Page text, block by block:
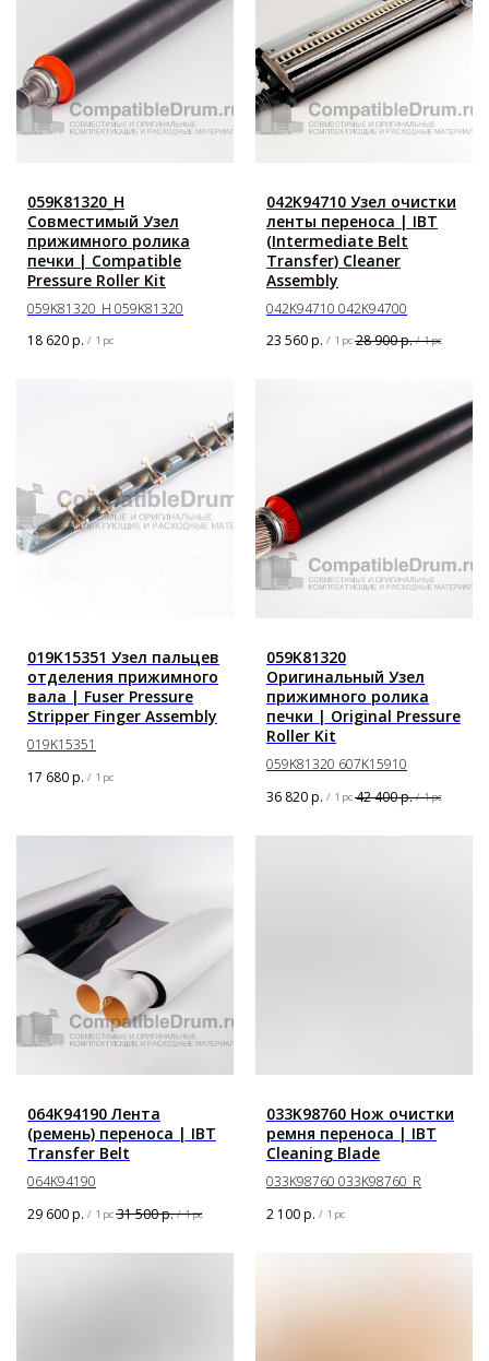
059K81320_H
Совместимый Узел
прижимного ролика
печки | Compatible
Pressure Roller Kit
059K81320_H 059K81320
18 620р. / 1 pc
042K94710 Узел очистки
ленты переноса | IBT
(Intermediate Belt
Transfer) Cleaner
Assembly
042K94710 042K94700
23 560р. / 1 pc 28 900р. / 1 pc
019K15351 Узел пальцев
отделения прижимного
вала | Fuser Pressure
Stripper Finger Assembly
019K15351
17 680р. / 1 pc
059K81320
Оригинальный Узел
прижимного ролика
печки | Original Pressure
Roller Kit
059K81320 607K15910
36 820р. / 1 pc 42 400р. / 1 pc
064K94190 Лента
(ремень) переноса | IBT
Transfer Belt
064K94190
29 600р. / 1 pc 31 500р. / 1 pc
033K98760 Нож очистки
ремня переноса | IBT
Cleaning Blade
033K98760 033K98760_R
2 100р. / 1 pc